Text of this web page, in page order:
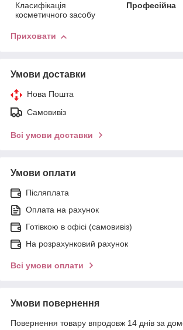
Класифікація
косметичного засобу
Професійна
Приховати
Умови доставки
Нова Пошта
Самовивіз
Всі умови доставки
Умови оплати
Післяплата
Оплата на рахунок
Готівкою в офісі (самовивіз)
На розрахунковий рахунок
Всі умови оплати
Умови повернення
Повернення товару впродовж 14 днів за